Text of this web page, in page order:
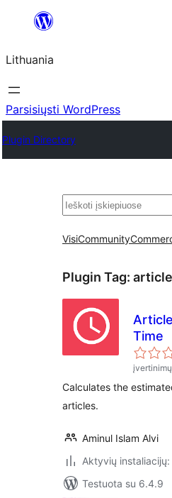
turinio
Lithuania
Parsisiųsti WordPress
Plugin Directory
Paieška
VisiCommunity
Plugin Tag: article
Time
Calculates the
articles.
Aminul Islam Alvi
Aktyvių
Testuota su 6.4.9